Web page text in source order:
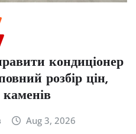
кондиціонер
розбір цін,
каменів
Aug 3, 2026